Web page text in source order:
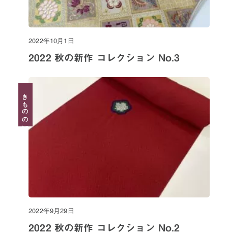
2022年10月1日
2022 秋の新作 コレクション No.3
2022年9月29日
きものの話
2022 秋の新作 コレクション No.2